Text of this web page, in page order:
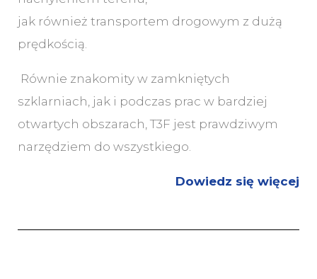
jak również transportem drogowym z dużą
prędkością.
Równie znakomity w zamkniętych
szklarniach, jak i podczas prac w bardziej
otwartych obszarach, T3F jest prawdziwym
narzędziem do wszystkiego.
Dowiedz się więcej